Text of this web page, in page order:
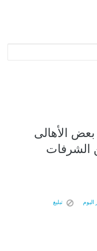
الأهالى
الشرفات
تبليغ